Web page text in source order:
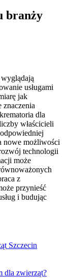
branży
usługami
jak
znaczenia
dla
właścicieli
nowe możliwości
technologii
może
z
przynieść
i budując
Szczecin
dla zwierząt?